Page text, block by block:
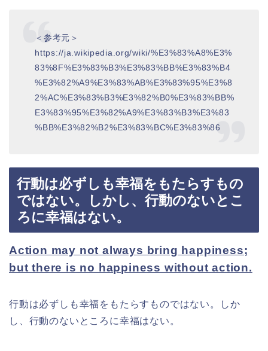
＜参考元＞
https://ja.wikipedia.org/wiki/%E3%83%A8%E3%
83%8F%E3%83%B3%E3%83%BB%E3%83%B4
%E3%82%A9%E3%83%AB%E3%83%95%E3%8
2%AC%E3%83%B3%E3%82%B0%E3%83%BB%
E3%83%95%E3%82%A9%E3%83%B3%E3%83
%BB%E3%82%B2%E3%83%BC%E3%83%86
行動は必ずしも幸福をもたらすもの
ではない。しかし、行動のないとこ
ろに幸福はない。
Action may not always bring happiness;
but there is no happiness without action.
行動は必ずしも幸福をもたらすものではない。しか
し、行動のないところに幸福はない。